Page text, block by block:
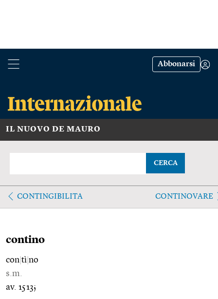
Abbonarsi
IL NUOVO DE MAURO
CERCA
CONTINGIBILITA CONTINOVARE
contino
con tì no
s.m.
av. 1513;